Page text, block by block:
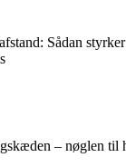
Sådan
– nøglen til